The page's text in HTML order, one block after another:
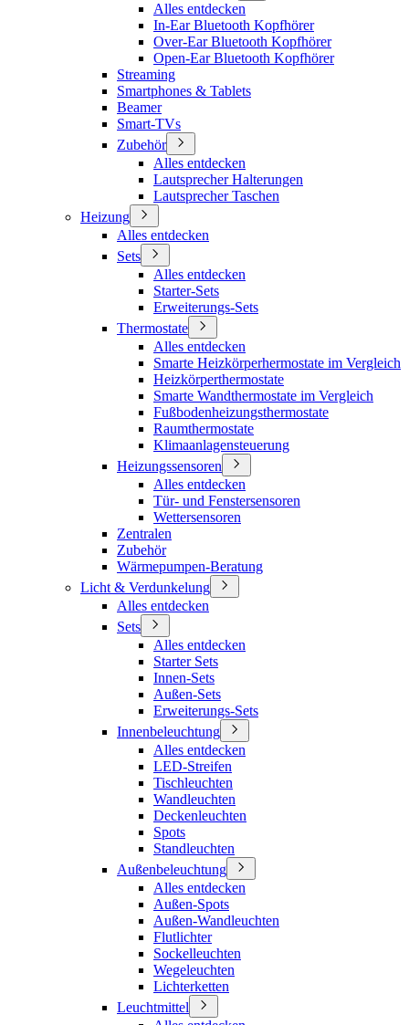
Alles entdecken
In-Ear Bluetooth Kopfhörer
Over-Ear Bluetooth Kopfhörer
Open-Ear Bluetooth Kopfhörer
Streaming
Smartphones & Tablets
Beamer
Smart-TVs
Zubehör
Alles entdecken
Lautsprecher Halterungen
Lautsprecher Taschen
Heizung
Alles entdecken
Sets
Alles entdecken
Starter-Sets
Erweiterungs-Sets
Thermostate
Alles entdecken
Smarte Heizkörperhermostate im Vergleich
Heizkörperthermostate
Smarte Wandthermostate im Vergleich
Fußbodenheizungsthermostate
Raumthermostate
Klimaanlagensteuerung
Heizungssensoren
Alles entdecken
Tür- und Fenstersensoren
Wettersensoren
Zentralen
Zubehör
Wärmepumpen-Beratung
Licht & Verdunkelung
Alles entdecken
Sets
Alles entdecken
Starter Sets
Innen-Sets
Außen-Sets
Erweiterungs-Sets
Innenbeleuchtung
Alles entdecken
LED-Streifen
Tischleuchten
Wandleuchten
Deckenleuchten
Spots
Standleuchten
Außenbeleuchtung
Alles entdecken
Außen-Spots
Außen-Wandleuchten
Flutlichter
Sockelleuchten
Wegeleuchten
Lichterketten
Leuchtmittel